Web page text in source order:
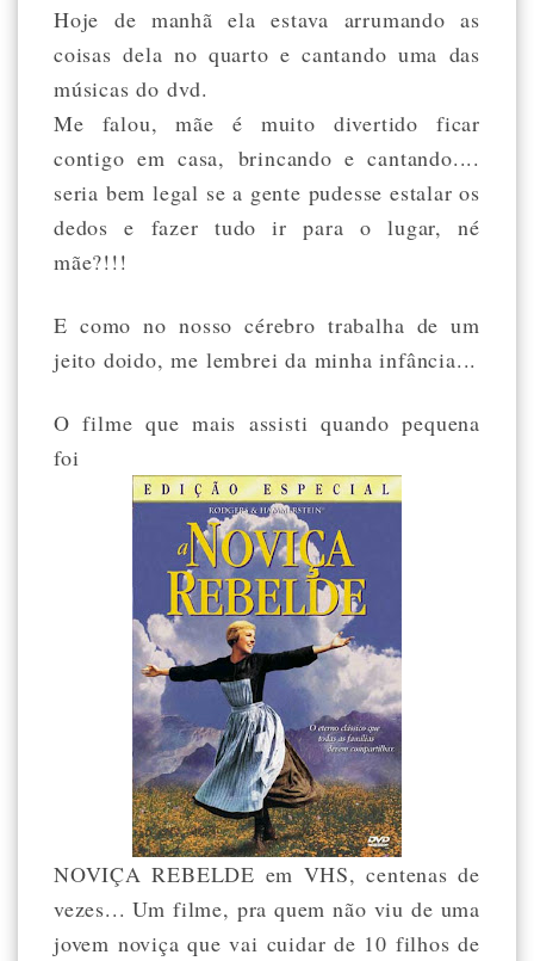
Hoje de manhã ela estava arrumando as
coisas dela no quarto e cantando uma das
músicas do dvd.
Me falou, mãe é muito divertido ficar
contigo em casa, brincando e cantando....
seria bem legal se a gente pudesse estalar os
dedos e fazer tudo ir para o lugar, né
mãe?!!!
E como no nosso cérebro trabalha de um
jeito doido, me lembrei da minha infância...
O filme que mais assisti quando pequena
foi
NOVIÇA REBELDE em VHS, centenas de
vezes... Um filme, pra quem não viu de uma
jovem noviça que vai cuidar de 10 filhos de